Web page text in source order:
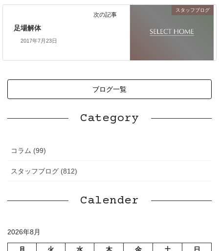
スタッフブログ
次の記事
足場解体
2017年7月23日
ブログ一覧
Category
コラム (99)
スタッフブログ (812)
Calender
2026年8月